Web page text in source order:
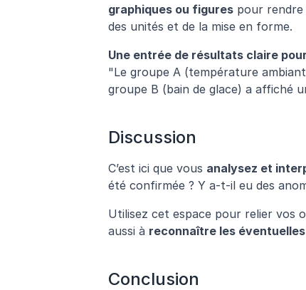
graphiques ou figures pour rendre
des unités et de la mise en forme.
Une entrée de résultats claire
"Le groupe A (température
groupe B (bain de glace) a affiché
Discussion
C’est ici que vous analysez et
été confirmée ? Y a-t-il eu des
Utilisez cet espace pour relier vos
aussi à reconnaître les
Conclusion